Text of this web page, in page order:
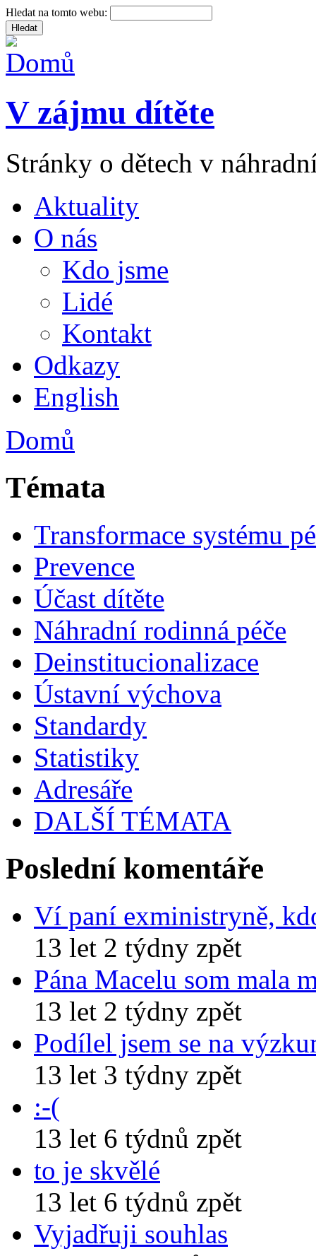
Hledat na tomto webu:
V zájmu dítěte
Stránky o dětech v
Aktuality
O nás
Kdo jsme
Lidé
Kontakt
Odkazy
English
Domů
Témata
Transformace systému
Prevence
Účast dítěte
Náhradní rodinná péče
Deinstitucionalizace
Ústavní výchova
Standardy
Statistiky
Adresáře
DALŠÍ TÉMATA
Poslední komentáře
Ví paní exministryně,
13 let 2 týdny zpět
Pána Macelu som mala
13 let 2 týdny zpět
Podílel jsem se na
13 let 3 týdny zpět
:-(
13 let 6 týdnů zpět
to je skvělé
13 let 6 týdnů zpět
Vyjadřuji souhlas